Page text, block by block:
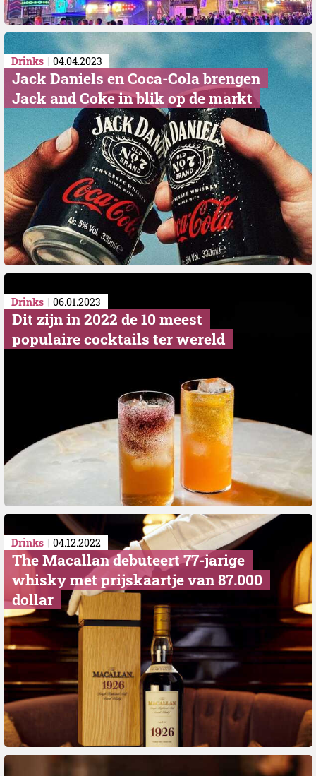
Drinks 04.04.2023
Jack Daniels en Coca-Cola brengen
Jack and Coke in blik op de markt
Drinks 06.01.2023
Dit zijn in 2022 de 10 meest
populaire cocktails ter wereld
Drinks 04.12.2022
The Macallan debuteert 77-jarige
whisky met prijskaartje van 87.000
dollar